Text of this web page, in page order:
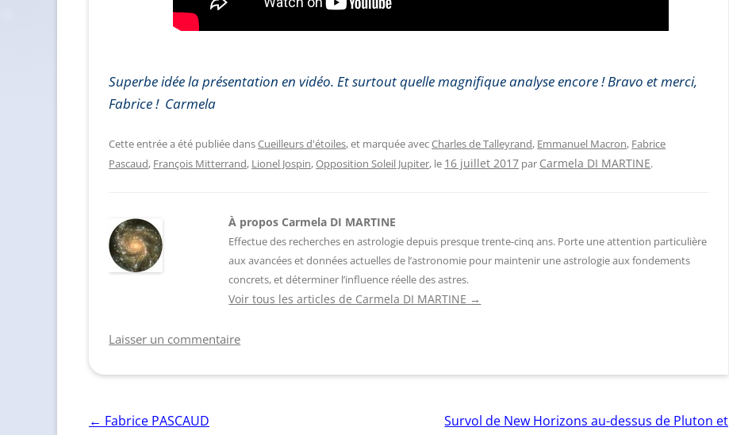
Superbe idée la présentation en vidéo. Et surtout quelle magnifique analyse encore ! Bravo et merci,
Fabrice ! Carmela
Cette entrée a été publiée dansCueilleurs d'étoiles, et marquée avecCharles de Talleyrand, Emmanuel Macron, Fabrice
Pascaud, François Mitterrand, Lionel Jospin,Opposition Soleil Jupiter, le 16 juillet 2017 par Carmela DI MARTINE.
À propos Carmela DI MARTINE
Effectue des recherches en astrologie depuis presque trente-cinq ans. Porte une attention particulière
aux avancées et données actuelles de l’astronomie pour maintenir une astrologie aux fondements
concrets, et déterminer l’influence réelle des astres.
Voir tous les articles de Carmela DI MARTINE →
Laisser un commentaire
Navigation
← Fabrice PASCAUD
Survol de New Horizons au-dessus de Pluton et